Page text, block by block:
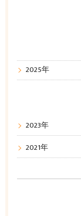
2025年
2023年
2021年